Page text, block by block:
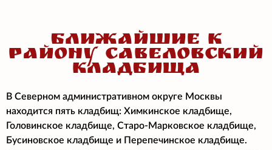
БЛИЖАЙШИЕ К
РАЙОНУ САВЕЛОВСКИЙ
КЛАДБИЩА
В Северном административном округе Москвы
находится пять кладбищ: Химкинское кладбище,
Головинское кладбище, Старо-Марковское кладбище,
Бусиновское кладбище и Перепечинское кладбище.